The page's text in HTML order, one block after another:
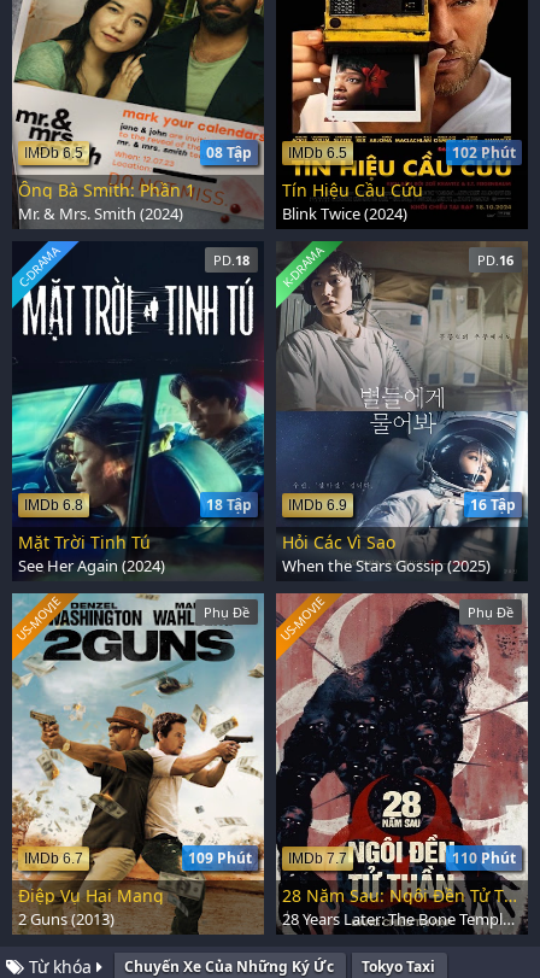
08 Tập
IMDb 6.5
Ông Bà Smith: Phần 1
Mr. & Mrs. Smith (2024)
102 Phút
IMDb 6.5
Tín Hiệu Cầu Cứu
Blink Twice (2024)
PD.18
18 Tập
IMDb 6.8
C-DRAMA
Mặt Trời Tinh Tú
See Her Again (2024)
PD.16
16 Tập
IMDb 6.9
K-DRAMA
Hỏi Các Vì Sao
When the Stars Gossip (2025)
Phụ Đề
109 Phút
IMDb 6.7
US-MOVIE
Điệp Vụ Hai Mang
2 Guns (2013)
Phụ Đề
110 Phút
IMDb 7.7
US-MOVIE
28 Năm Sau: Ngôi Đền Tử Thần
28 Years Later: The Bone Temple (2026)
Từ khóa Chuyến Xe Của Những Ký Ức Tokyo Taxi